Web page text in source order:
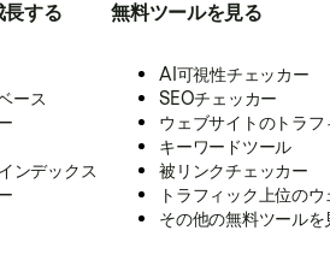
する
ース
ンデックス
無料ツールを見る
AI可視性チェッカー
SEOチェッカー
ウェブサイトのトラ
キーワードツール
被リンクチェッカー
トラフィック上位の
その他の無料ツールを